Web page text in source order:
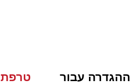
ההגדרה עבור טרפת